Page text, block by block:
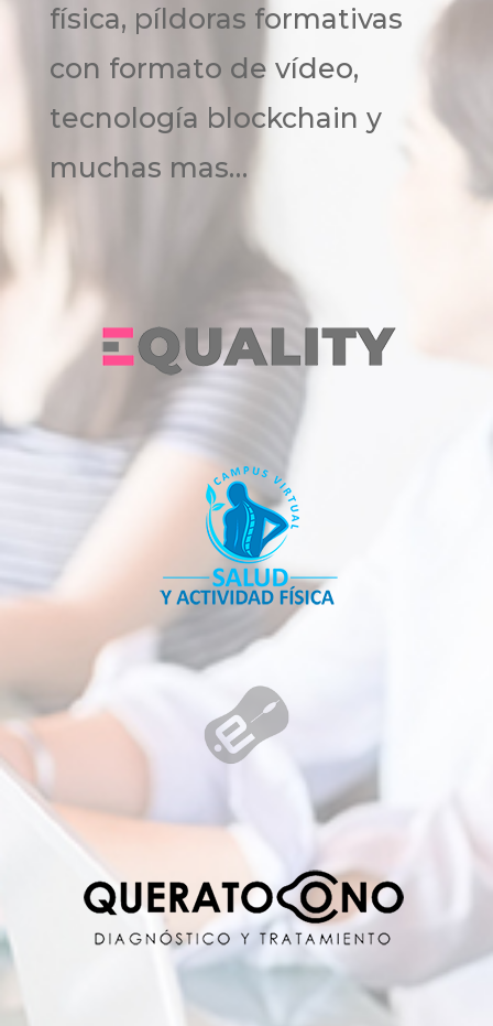
física, píldoras formativas
con formato de vídeo,
tecnología blockchain y
muchas mas…